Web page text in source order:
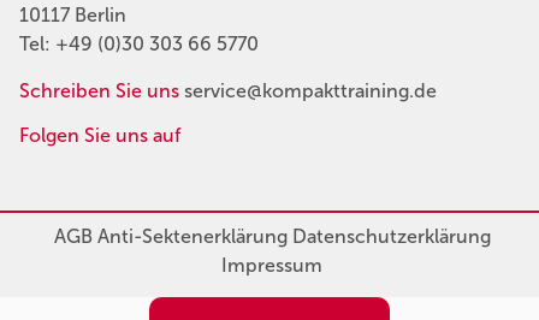
10117 Berlin
Tel: +49 (0)30 303 66 5770
Schreiben Sie uns service@kompakttraining.de
Folgen Sie uns auf
AGBAnti-SektenerklärungDatenschutzerklärung
Impressum